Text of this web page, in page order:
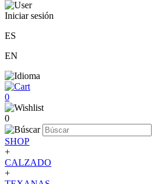
Iniciar sesión
ES
EN
0
0
SHOP
+
CALZADO
+